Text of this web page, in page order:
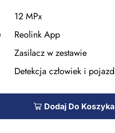
12 MPx
Reolink App
Zasilacz w zestawie
Detekcja człowiek i pojazd
Dodaj Do Koszyka